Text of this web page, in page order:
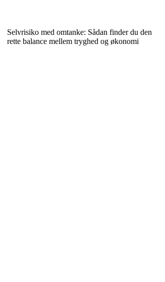
Selvrisiko med omtanke: Sådan finder du den
rette balance mellem tryghed og økonomi